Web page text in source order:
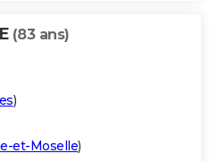
(83 ans)
)
et-Moselle)